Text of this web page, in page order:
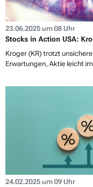
23.06.2025 um 08 Uhr
Stocks in Action USA:
Kroger (KR) trotzt
Erwartungen, Aktie leicht
24.02.2025 um 09 Uhr